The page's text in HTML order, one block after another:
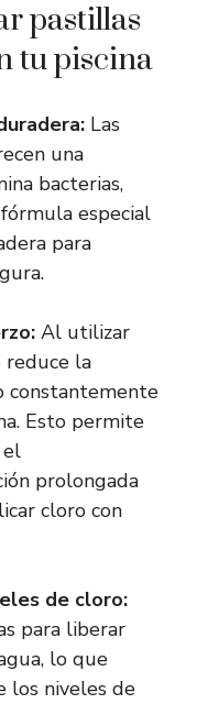
pastillas
tu piscina
Las
una
bacterias,
especial
para
Al utilizar
reduce la
constantemente
Esto permite
el
prolongada
cloro con
de cloro:
para liberar
lo que
los niveles de